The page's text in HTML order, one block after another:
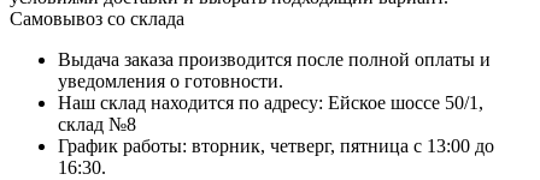
Самовывоз со склада
Выдача заказа производится после полной оплаты и
уведомления о готовности.
Наш склад находится по адресу: Ейское шоссе 50/1,
склад №8
График работы: вторник, четверг, пятница с 13:00 до
16:30.